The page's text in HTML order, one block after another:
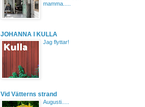
mamma.....
JOHANNA I KULLA
Jag flyttar!
Vid Vätterns strand
Augusti.....